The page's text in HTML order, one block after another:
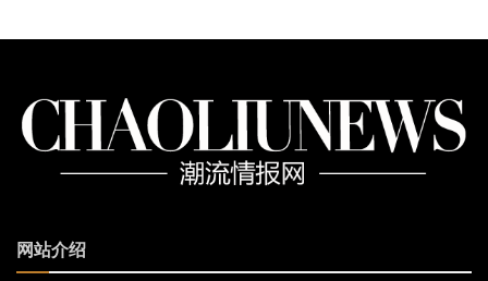
网站介绍